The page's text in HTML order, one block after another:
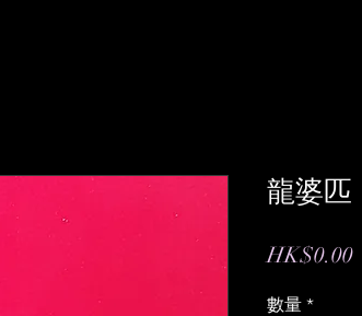
龍婆匹
HK$0.00價
數量 *